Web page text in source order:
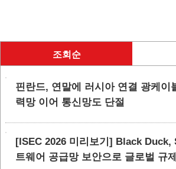
조회순
핀란드, 연말에 러시아 연결 광케이
력망 이어 통신망도 단절
[ISEC 2026 미리보기] Black Duck,
트웨어 공급망 보안으로 글로벌 규